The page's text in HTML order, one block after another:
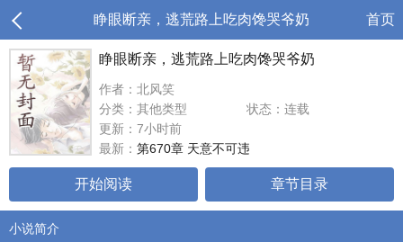
睁眼断亲，逃荒路上吃肉馋哭爷奶 首页
睁眼断亲，逃荒路上吃肉馋哭爷奶
作者：北风笑
分类：其他类型
状态：连载
更新：7小时前
最新： 第670章 天意不可违
开始阅读 章节目录
小说简介